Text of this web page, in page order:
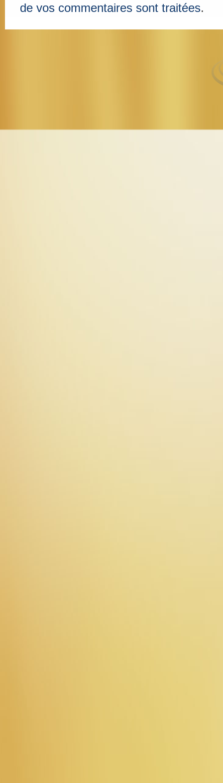
de vos commentaires sont traitées.